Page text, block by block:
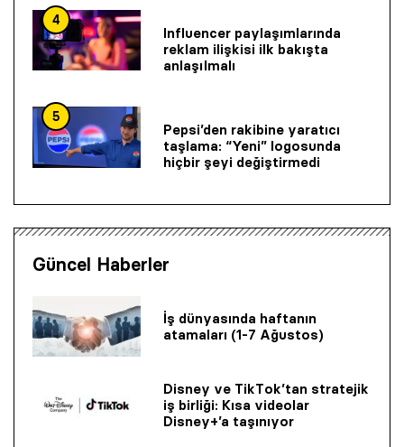
4
Influencer paylaşımlarında
reklam ilişkisi ilk bakışta
anlaşılmalı
5
Pepsi’den rakibine yaratıcı
taşlama: “Yeni” logosunda
hiçbir şeyi değiştirmedi
Güncel Haberler
İş dünyasında haftanın
atamaları (1-7 Ağustos)
Disney ve TikTok’tan stratejik
iş birliği: Kısa videolar
Disney+’a taşınıyor